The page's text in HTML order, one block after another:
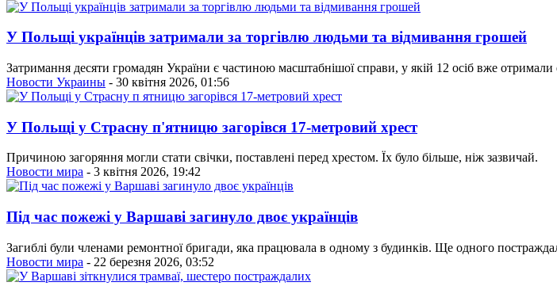
У Польщі українців затримали за торгівлю людьми та відмивання грошей
Затримання десяти громадян України є частиною масштабнішої справи, у якій 12 осіб вже отримали
Новости Украины - 30 квітня 2026, 01:56
У Польщі у Страсну п'ятницю загорівся 17-метровий хрест
Причиною загоряння могли стати свічки, поставлені перед хрестом. Їх було більше, ніж зазвичай.
Новости мира - 3 квітня 2026, 19:42
Під час пожежі у Варшаві загинуло двоє українців
Загиблі були членами ремонтної бригади, яка працювала в одному з будинків. Ще одного
Новости мира - 22 березня 2026, 03:52